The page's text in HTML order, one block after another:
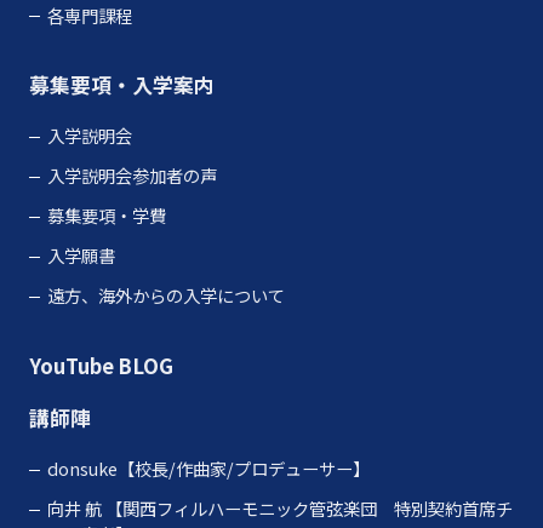
各専門課程
募集要項・入学案内
入学説明会
入学説明会参加者の声
募集要項・学費
入学願書
遠方、海外からの入学について
YouTube BLOG
講師陣
donsuke【校長/作曲家/プロデューサー】
向井 航 【関西フィルハーモニック管弦楽団 特別契約首席チ